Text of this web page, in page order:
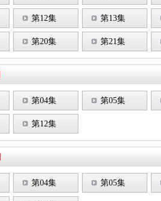
第12集 第13集
第20集 第21集
第04集 第05集
第12集
第04集 第05集